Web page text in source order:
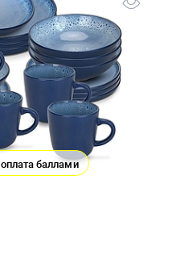
оплата баллами